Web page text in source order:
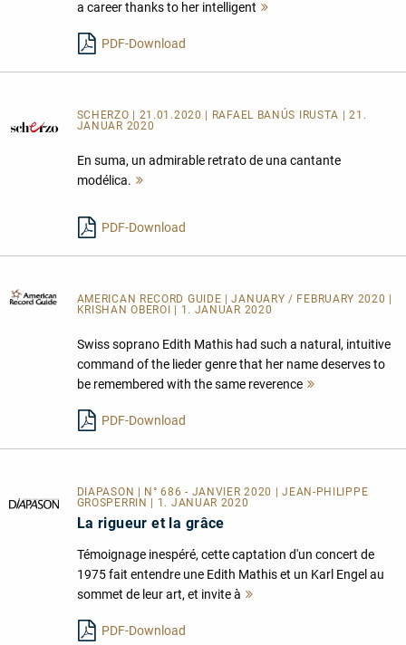
a career thanks to her intelligent
PDF-Download
SCHERZO | 21.01.2020 | RAFAEL BANÚS IRUSTA | 21.
JANUAR 2020
En suma, un admirable retrato de una cantante
modélica.
PDF-Download
AMERICAN RECORD GUIDE | JANUARY / FEBRUARY 2020 |
KRISHAN OBEROI | 1. JANUAR 2020
Swiss soprano Edith Mathis had such a natural, intuitive
command of the lieder genre that her name deserves to
be remembered with the same reverence
PDF-Download
DIAPASON | N° 686 - JANVIER 2020 | JEAN-PHILIPPE
GROSPERRIN | 1. JANUAR 2020
La rigueur et la grâce
Témoignage inespéré, cette captation d'un concert de
1975 fait entendre une Edith Mathis et un Karl Engel au
sommet de leur art, et invite à
PDF-Download